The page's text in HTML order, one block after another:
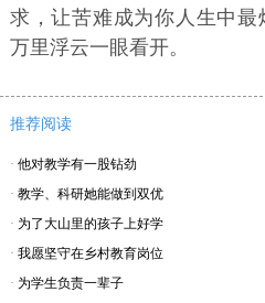
求，让苦难成为你人生中最
万里浮云一眼看开。
推荐阅读
· 他对教学有一股钻劲
· 教学、科研她能做到双优
· 为了大山里的孩子上好学
· 我愿坚守在乡村教育岗位
· 为学生负责一辈子